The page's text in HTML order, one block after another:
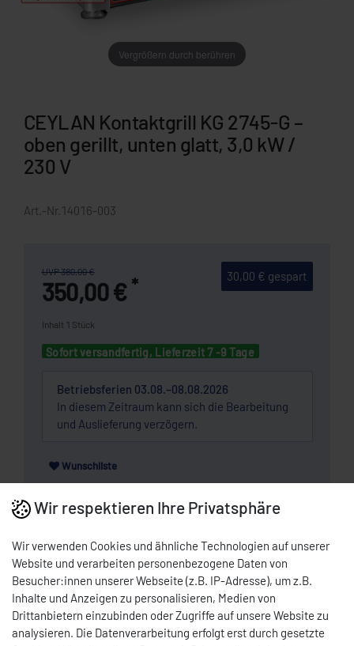
Vergrößern durch berühren
CEYLAN Kontaktgrill KG 2745-G –
oben gerillt, unten glatt, 3,0 kW /
230 V
Art.-Nr. 14016-003
30,00 € gespart
UVP 380,00 €
350,00 € *
Inhalt 1 Stück
Sofort versandfertig, Lieferzeit 7 -9 Tage
Betriebsferien 03.08.–08.08.2026
In diesem Zeitraum kann sich die Bearbeitung
und Auslieferung verzögern.
Wunschliste
* Nettopreis | Bruttopreis inkl. 19% MwSt.: 416,50 EUR, zzgl.
DOWNLOAD PDF
BESCHREIBUNG
Wir respektieren Ihre Privatsphäre
Wir verwenden Cookies und ähnliche Technologien auf unserer
Website und verarbeiten personenbezogene Daten von
Besucher:innen unserer Webseite (z.B. IP-Adresse), um z.B.
Inhalte und Anzeigen zu personalisieren, Medien von
Drittanbietern einzubinden oder Zugriffe auf unsere Website zu
analysieren. Die Datenverarbeitung erfolgt erst durch gesetzte